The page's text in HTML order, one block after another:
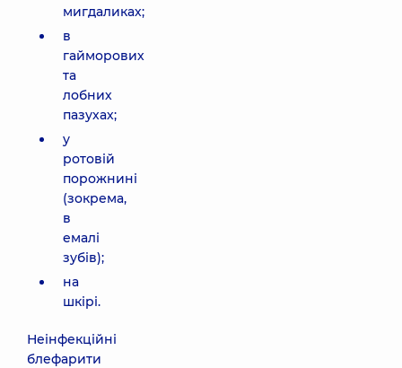
мигдаликах;
в
гайморових
та
лобних
пазухах;
у
ротовій
порожнині
(зокрема,
в
емалі
зубів);
на
шкірі.
Неінфекційні
блефарити